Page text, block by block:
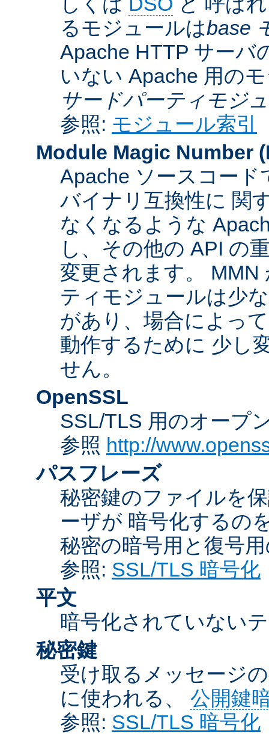
るモジュールはbase
Apache HTTP サーバ
いない Apache 用の
サードパーティモジ
参照: モジュール索引
Module Magic Number (
Apache ソースコー
バイナリ互換性に 関
なくなるような
し、その他の API の
変更されます。
ティモジュールは少
があり、場合によっ
動作するために 少し
せん。
OpenSSL
SSL/TLS 用のオープ
参照 http://
パスフレーズ
秘密鍵のファイルを
ーザが 暗号化するの
秘密の暗号用と復号
参照: SSL/TLS 暗号化
平文
暗号化されていない
秘密鍵
受け取るメッセージ
に使われる、 公開鍵
参照: SSL/TLS 暗号化